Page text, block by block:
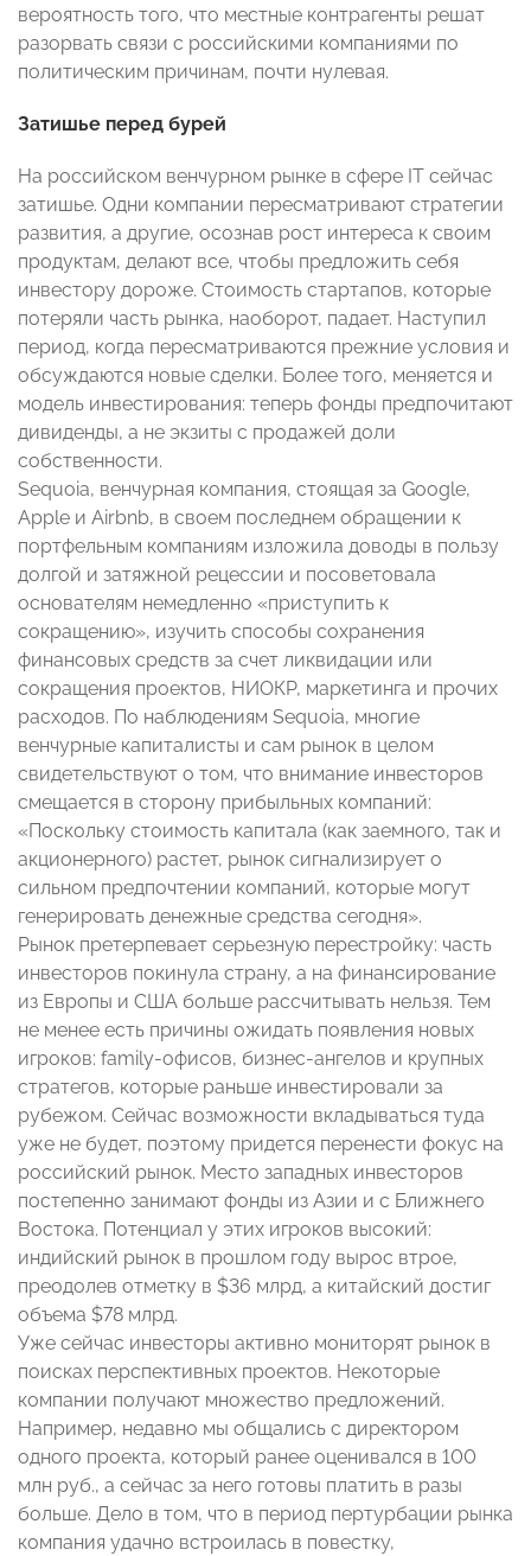
вероятность того, что местные контрагенты решат
разорвать связи с российскими компаниями по
политическим причинам, почти нулевая.
Затишье перед бурей
На российском венчурном рынке в сфере IT сейчас
затишье. Одни компании пересматривают стратегии
развития, а другие, осознав рост интереса к своим
продуктам, делают все, чтобы предложить себя
инвестору дороже. Стоимость стартапов, которые
потеряли часть рынка, наоборот, падает. Наступил
период, когда пересматриваются прежние условия и
обсуждаются новые сделки. Более того, меняется и
модель инвестирования: теперь фонды предпочитают
дивиденды, а не экзиты с продажей доли
собственности.
Sequoia, венчурная компания, стоящая за Google,
Apple и Airbnb, в своем последнем обращении к
портфельным компаниям изложила доводы в пользу
долгой и затяжной рецессии и посоветовала
основателям немедленно «приступить к
сокращению», изучить способы сохранения
финансовых средств за счет ликвидации или
сокращения проектов, НИОКР, маркетинга и прочих
расходов. По наблюдениям Sequoia, многие
венчурные капиталисты и сам рынок в целом
свидетельствуют о том, что внимание инвесторов
смещается в сторону прибыльных компаний:
«Поскольку стоимость капитала (как заемного, так и
акционерного) растет, рынок сигнализирует о
сильном предпочтении компаний, которые могут
генерировать денежные средства сегодня».
Рынок претерпевает серьезную перестройку: часть
инвесторов покинула страну, а на финансирование
из Европы и США больше рассчитывать нельзя. Тем
не менее есть причины ожидать появления новых
игроков: family-офисов, бизнес-ангелов и крупных
стратегов, которые раньше инвестировали за
рубежом. Сейчас возможности вкладываться туда
уже не будет, поэтому придется перенести фокус на
российский рынок. Место западных инвесторов
постепенно занимают фонды из Азии и с Ближнего
Востока. Потенциал у этих игроков высокий:
индийский рынок в прошлом году вырос втрое,
преодолев отметку в $36 млрд, а китайский достиг
объема $78 млрд.
Уже сейчас инвесторы активно мониторят рынок в
поисках перспективных проектов. Некоторые
компании получают множество предложений.
Например, недавно мы общались с директором
одного проекта, который ранее оценивался в 100
млн руб., а сейчас за него готовы платить в разы
больше. Дело в том, что в период пертурбации рынка
компания удачно встроилась в повестку,